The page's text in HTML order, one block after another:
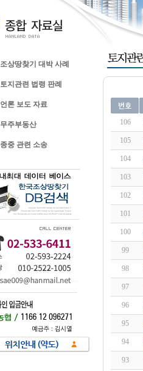
조상땅찾기 대박 사례
토지관련 법령 판례
언론 보도 자료
무주부동산
종중 관련 소송
106
105
104
103
102
101
100
99
98
97
96
95
94
93